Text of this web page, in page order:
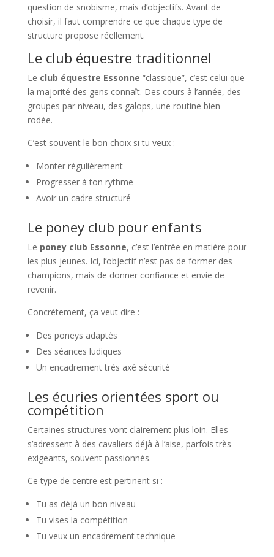
question de snobisme, mais d’objectifs. Avant de
choisir, il faut comprendre ce que chaque type de
structure propose réellement.
Le club équestre traditionnel
Le club équestre Essonne “classique”, c’est celui que
la majorité des gens connaît. Des cours à l’année, des
groupes par niveau, des galops, une routine bien
rodée.
C’est souvent le bon choix si tu veux :
Monter régulièrement
Progresser à ton rythme
Avoir un cadre structuré
Le poney club pour enfants
Le poney club Essonne, c’est l’entrée en matière pour
les plus jeunes. Ici, l’objectif n’est pas de former des
champions, mais de donner confiance et envie de
revenir.
Concrètement, ça veut dire :
Des poneys adaptés
Des séances ludiques
Un encadrement très axé sécurité
Les écuries orientées sport ou
compétition
Certaines structures vont clairement plus loin. Elles
s’adressent à des cavaliers déjà à l’aise, parfois très
exigeants, souvent passionnés.
Ce type de centre est pertinent si :
Tu as déjà un bon niveau
Tu vises la compétition
Tu veux un encadrement technique